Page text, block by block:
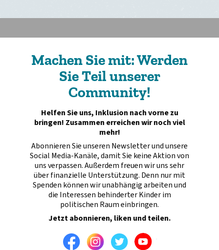
Machen Sie mit: Werden
Sie Teil unserer
Community!
Helfen Sie uns, Inklusion nach vorne zu
bringen! Zusammen erreichen wir noch viel
mehr!
Abonnieren Sie unseren Newsletter und unsere
Social Media-Kanäle, damit Sie keine Aktion von
uns verpassen. Außerdem freuen wir uns sehr
über finanzielle Unterstützung. Denn nur mit
Spenden können wir unabhängig arbeiten und
die Interessen behinderter Kinder im
politischen Raum einbringen.
Jetzt abonnieren, liken und teilen.
FacebookInstagramTwitterYoutube